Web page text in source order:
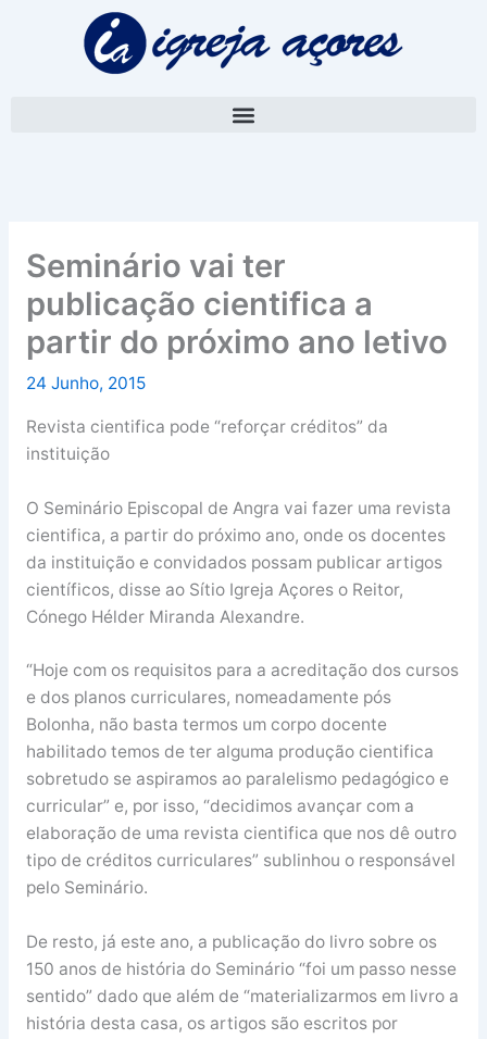
Seminário vai ter
publicação cientifica a
partir do próximo ano letivo
24 Junho, 2015
Revista cientifica pode “reforçar créditos” da
instituição
O Seminário Episcopal de Angra vai fazer uma revista
cientifica, a partir do próximo ano, onde os docentes
da instituição e convidados possam publicar artigos
científicos, disse ao Sítio Igreja Açores o Reitor,
Cónego Hélder Miranda Alexandre.
“Hoje com os requisitos para a acreditação dos cursos
e dos planos curriculares, nomeadamente pós
Bolonha, não basta termos um corpo docente
habilitado temos de ter alguma produção cientifica
sobretudo se aspiramos ao paralelismo pedagógico e
curricular” e, por isso, “decidimos avançar com a
elaboração de uma revista cientifica que nos dê outro
tipo de créditos curriculares” sublinhou o responsável
pelo Seminário.
De resto, já este ano, a publicação do livro sobre os
150 anos de história do Seminário “foi um passo nesse
sentido” dado que além de “materializarmos em livro a
história desta casa, os artigos são escritos por